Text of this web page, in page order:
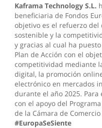
Kaframa Technology S.L.
beneficiaria de Fondos
objetivo es el refuerzo del
sostenible y la
y gracias al cual ha
Plan de Acción con el
competitividad mediante
digital, la promoción
electrónico en mercados
durante el año 2025. Para
con el apoyo del Programa
de la Cámara de
#EuropaSeSiente